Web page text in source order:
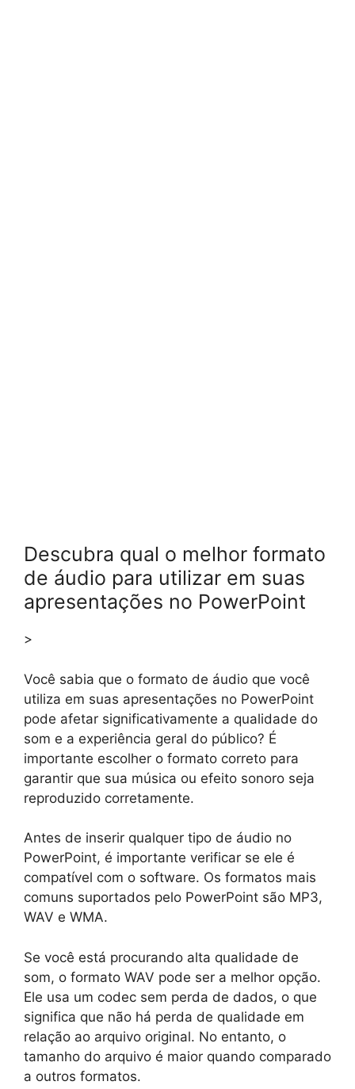
Descubra qual o melhor formato
de áudio para utilizar em suas
apresentações no PowerPoint
>
Você sabia que o formato de áudio que você
utiliza em suas apresentações no PowerPoint
pode afetar significativamente a qualidade do
som e a experiência geral do público? É
importante escolher o formato correto para
garantir que sua música ou efeito sonoro seja
reproduzido corretamente.
Antes de inserir qualquer tipo de áudio no
PowerPoint, é importante verificar se ele é
compatível com o software. Os formatos mais
comuns suportados pelo PowerPoint são MP3,
WAV e WMA.
Se você está procurando alta qualidade de
som, o formato WAV pode ser a melhor opção.
Ele usa um codec sem perda de dados, o que
significa que não há perda de qualidade em
relação ao arquivo original. No entanto, o
tamanho do arquivo é maior quando comparado
a outros formatos.